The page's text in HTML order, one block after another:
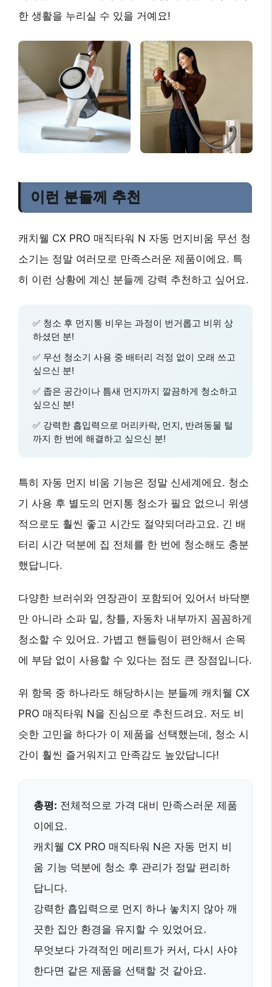
한 생활을 누리실 수 있을 거예요!
이런 분들께 추천
캐치웰 CX PRO 매직타워 N 자동 먼지비움 무선 청
소기는 정말 여러모로 만족스러운 제품이에요. 특
히 이런 상황에 계신 분들께 강력 추천하고 싶어요.
✅ 청소 후 먼지통 비우는 과정이 번거롭고 비위 상
하셨던 분!
✅ 무선 청소기 사용 중 배터리 걱정 없이 오래 쓰고
싶으신 분!
✅ 좁은 공간이나 틈새 먼지까지 깔끔하게 청소하고
싶으신 분!
✅ 강력한 흡입력으로 머리카락, 먼지, 반려동물 털
까지 한 번에 해결하고 싶으신 분!
특히 자동 먼지 비움 기능은 정말 신세계에요. 청소
기 사용 후 별도의 먼지통 청소가 필요 없으니 위생
적으로도 훨씬 좋고 시간도 절약되더라고요. 긴 배
터리 시간 덕분에 집 전체를 한 번에 청소해도 충분
했답니다.
다양한 브러쉬와 연장관이 포함되어 있어서 바닥뿐
만 아니라 소파 밑, 창틀, 자동차 내부까지 꼼꼼하게
청소할 수 있어요. 가볍고 핸들링이 편안해서 손목
에 부담 없이 사용할 수 있다는 점도 큰 장점입니다.
위 항목 중 하나라도 해당하시는 분들께 캐치웰 CX
PRO 매직타워 N을 진심으로 추천드려요. 저도 비
슷한 고민을 하다가 이 제품을 선택했는데, 청소 시
간이 훨씬 즐거워지고 만족감도 높았답니다!
총평: 전체적으로 가격 대비 만족스러운 제품
이에요.
캐치웰 CX PRO 매직타워 N은 자동 먼지 비
움 기능 덕분에 청소 후 관리가 정말 편리하
답니다.
강력한 흡입력으로 먼지 하나 놓치지 않아 깨
끗한 집안 환경을 유지할 수 있었어요.
무엇보다 가격적인 메리트가 커서, 다시 사야
한다면 같은 제품을 선택할 것 같아요.